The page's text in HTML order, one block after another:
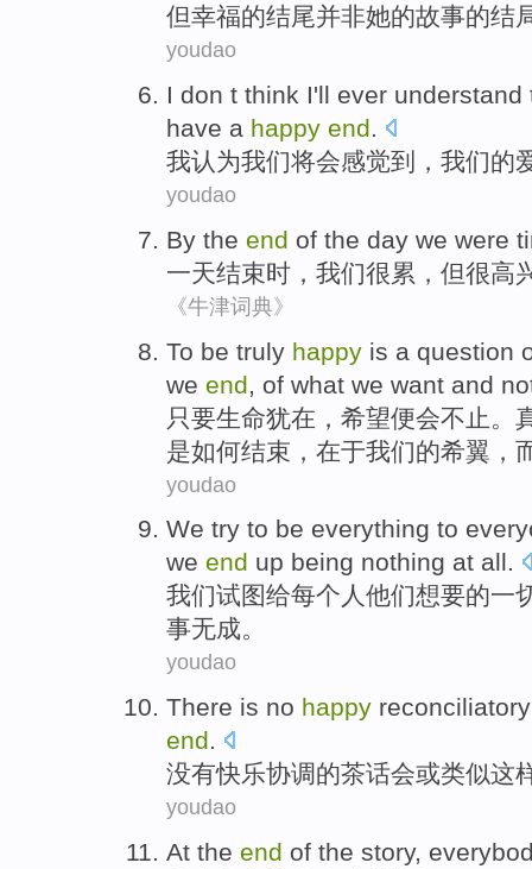
但幸福的结尾并非她的故事的结
youdao
I don t think I'll ever understand
have a happy end.
我认为我们将会感觉到 ， 我们的
youdao
By the end of the day we were
一天结束时， 我们很累， 但很高
《牛津词典》
To be truly happy is a question
we end , of what we want and
只要生命犹在， 希望便会不止。
是如何结束 ，在于我们的希翼，
youdao
We try to be everything to
we end up being nothing at all.
我们试图给每个 人 他们想要的一
事无成。
youdao
There is no happy
end.
没有快乐协调的茶话会或类似这
youdao
At the end of the story,